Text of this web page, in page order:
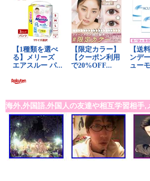
海外,外国語,外国人の友達や相互学習相手